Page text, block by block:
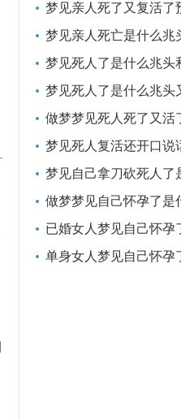
梦见亲人死了又复活了
梦见亲人死亡是什么兆
梦见死人了是什么兆头
梦见死人了是什么兆头
做梦梦见死人死了又活
梦见死人复活还开口说
梦见自己拿刀砍死人了
做梦梦见自己怀孕了是
已婚女人梦见自己怀孕
单身女人梦见自己怀孕